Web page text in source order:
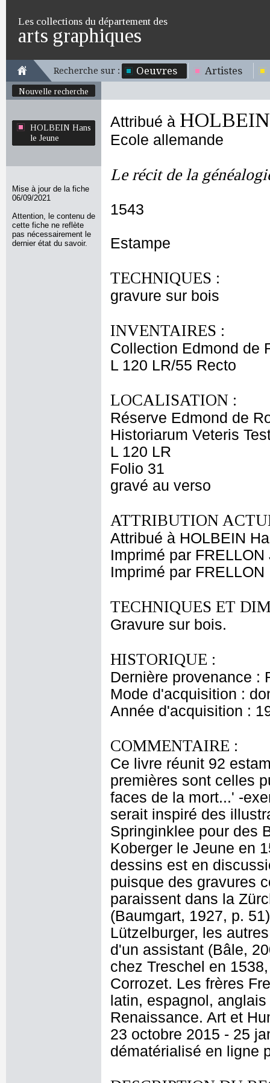
Les collections du département des
arts graphiques
Recherche sur : Oeuvres Artistes
Nouvelle recherche
HOLBEIN Hans
le Jeune
Mise à jour de la fiche
06/09/2021
Attention, le contenu de
cette fiche ne reflète
pas nécessairement le
dernier état du savoir.
Attribué à HOLBEIN
Ecole allemande
Le récit de la
1543
Estampe
TECHNIQUES :
gravure sur bois
INVENTAIRES :
Collection Edmond de
L 120 LR/55 Recto
LOCALISATION :
Réserve Edmond de
Historiarum Veteris
L 120 LR
Folio 31
gravé au verso
ATTRIBUTION
Attribué à HOLBEIN
Imprimé par FRELLON
Imprimé par FRELLON
TECHNIQUES ET
Gravure sur bois.
HISTORIQUE :
Dernière provenance :
Mode d'acquisition :
Année d'acquisition :
COMMENTAIRE :
Ce livre réunit 92
premières sont celles
faces de la mort...' -
serait inspiré des
Springinklee pour des
Koberger le Jeune en
dessins est en
puisque des gravures
paraissent dans la
(Baumgart, 1927, p.
Lützelburger, les
d'un assistant (Bâle,
chez Treschel en
Corrozet. Les frères
latin, espagnol,
Renaissance. Art et
23 octobre 2015 - 25
dématérialisé en ligne